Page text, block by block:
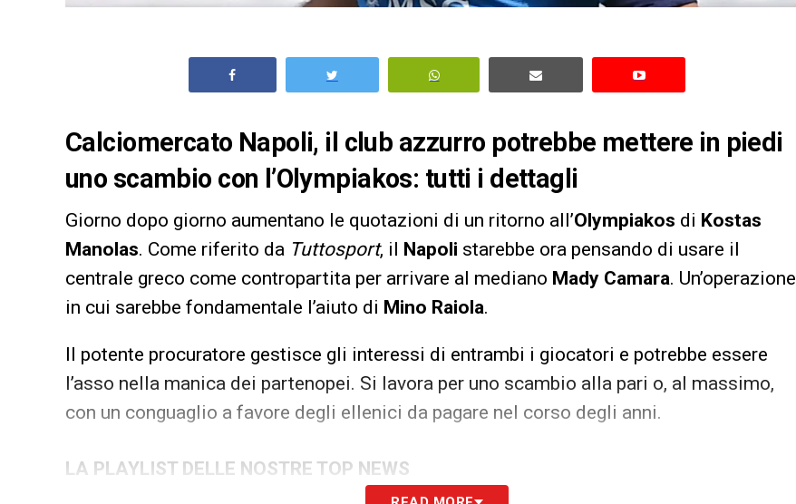
Calciomercato Napoli, il club azzurro potrebbe mettere in piedi
uno scambio con l’Olympiakos: tutti i dettagli
Giorno dopo giorno aumentano le quotazioni di un ritorno all’Olympiakos di Kostas
Manolas. Come riferito da Tuttosport, il Napoli starebbe ora pensando di usare il
centrale greco come contropartita per arrivare al mediano Mady Camara. Un’operazione
in cui sarebbe fondamentale l’aiuto di Mino Raiola.
Il potente procuratore gestisce gli interessi di entrambi i giocatori e potrebbe essere
l’asso nella manica dei partenopei. Si lavora per uno scambio alla pari o, al massimo,
con un conguaglio a favore degli ellenici da pagare nel corso degli anni.
LA PLAYLIST DELLE NOSTRE TOP NEWS